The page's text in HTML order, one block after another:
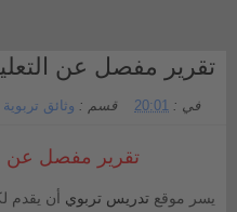
تقرير مفصل عن التعليم
في : 20:01 قسم : وثائق تربوية
تقرير مفصل عن
يسر موقع تدريس تربوي أن يقدم